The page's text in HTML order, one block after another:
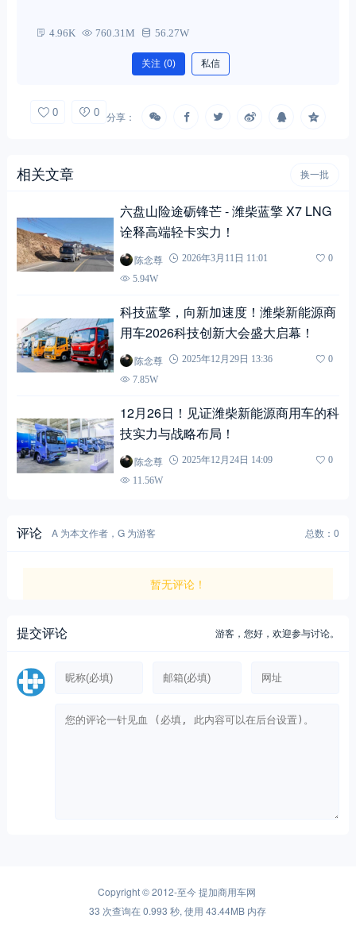
4.96K 760.31M 56.27W
关注 (0) 私信
0 0 分享：
相关文章 换一批
六盘山险途砺锋芒 - 潍柴蓝擎 X7 LNG
诠释高端轻卡实力！
陈念尊 2026年3月11日 11:01
0
5.94W
科技蓝擎，向新加速度！潍柴新能源商
用车2026科技创新大会盛大启幕！
陈念尊 2025年12月29日 13:36
0
7.85W
12月26日！见证潍柴新能源商用车的科
技实力与战略布局！
陈念尊 2025年12月24日 14:09
0
11.56W
评论 A 为本文作者，G 为游客 总数：0
暂无评论！
提交评论 游客，您好，欢迎参与讨论。
Copyright © 2012-至今提加商用车网
33 次查询在 0.993 秒, 使用 43.44MB 内存